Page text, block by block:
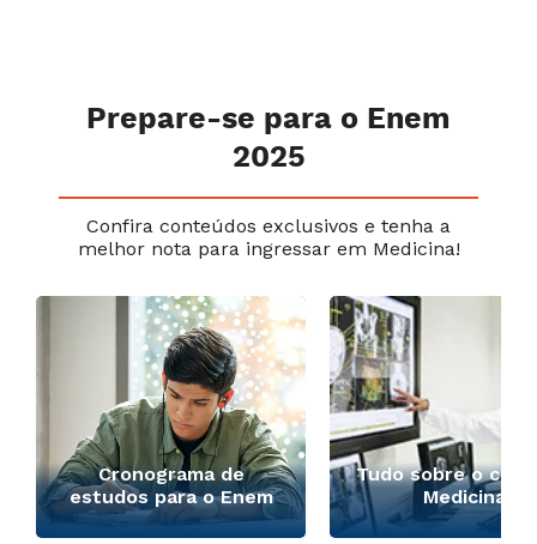
Prepare-se para o Enem
2025
Confira conteúdos exclusivos e tenha a
melhor nota para ingressar em Medicina!
Cronograma de
estudos para o Enem
Tudo sobre o
Medicina